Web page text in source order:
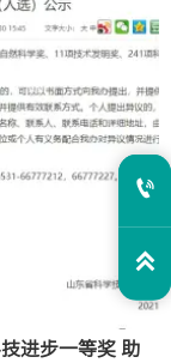
进步一等奖 助

